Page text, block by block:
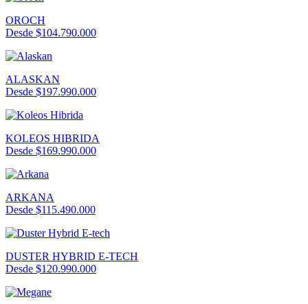
OROCH
Desde $104.790.000
ALASKAN
Desde $197.990.000
KOLEOS HIBRIDA
Desde $169.990.000
ARKANA
Desde $115.490.000
DUSTER HYBRID E-TECH
Desde $120.990.000